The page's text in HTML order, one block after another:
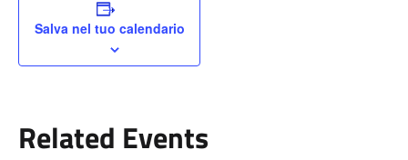
Salva nel tuo calendario
Related Events